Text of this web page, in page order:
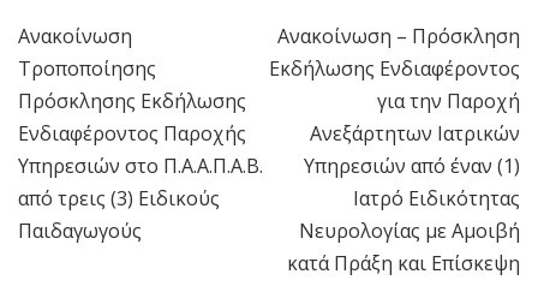
Πλοήγηση
άρθρων
Ανακοίνωση
Τροποποίησης
Πρόσκλησης Εκδήλωσης
Ενδιαφέροντος Παροχής
Υπηρεσιών στο Π.Α.Α.Π.Α.Β.
από τρεις (3) Ειδικούς
Παιδαγωγούς
Ανακοίνωση – Πρόσκληση
Εκδήλωσης Ενδιαφέροντος
για την Παροχή
Ανεξάρτητων Ιατρικών
Υπηρεσιών από έναν (1)
Ιατρό Ειδικότητας
Νευρολογίας με Αμοιβή
κατά Πράξη και Επίσκεψη